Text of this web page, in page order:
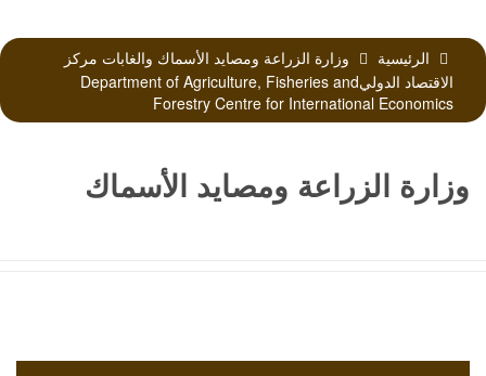
الرئيسية
وزارة الزراعة ومصايد الأسماك والغابات مركز
الاقتصاد الدوليDepartment of Agriculture, Fisheries and
Forestry Centre for International Economics
وزارة الزراعة ومصايد الأسماك